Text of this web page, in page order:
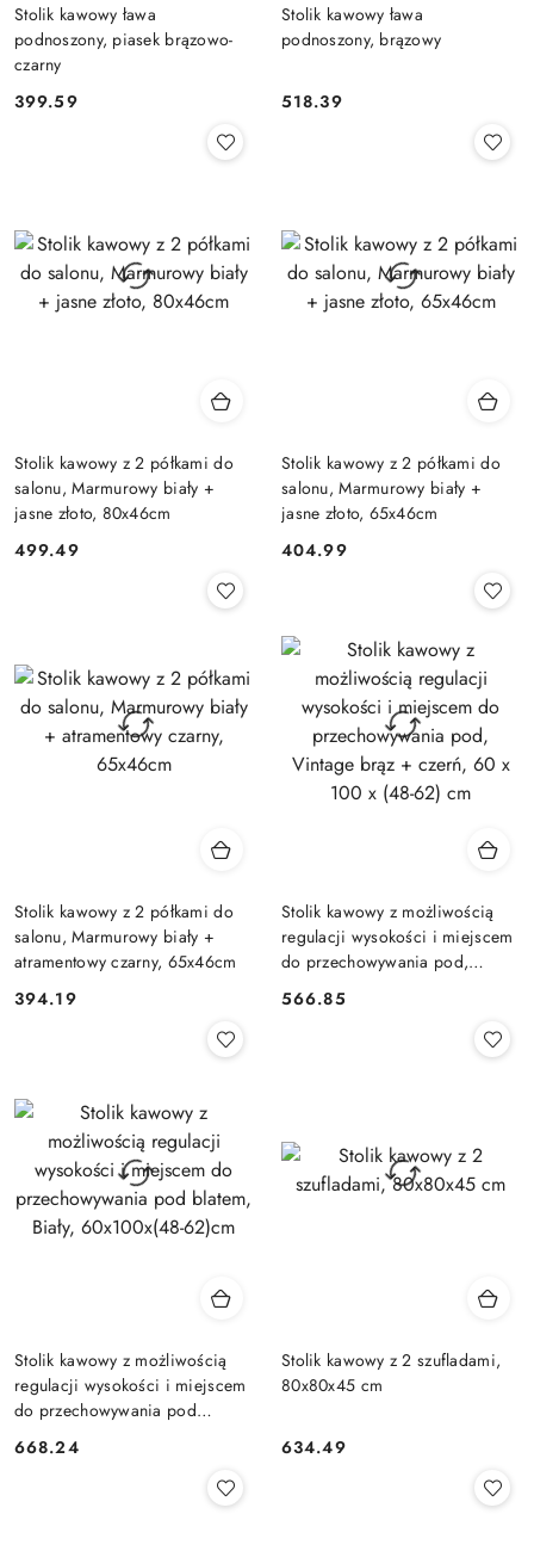
Stolik kawowy ława
podnoszony, piasek brązowo-
czarny
Cena:
399.59
Stolik kawowy ława
podnoszony, brązowy
Cena:
518.39
Stolik kawowy z 2 półkami do
salonu, Marmurowy biały +
jasne złoto, 80x46cm
Cena:
499.49
Stolik kawowy z 2 półkami do
salonu, Marmurowy biały +
jasne złoto, 65x46cm
Cena:
404.99
Stolik kawowy z 2 półkami do
salonu, Marmurowy biały +
atramentowy czarny, 65x46cm
Cena:
394.19
Stolik kawowy z możliwością
regulacji wysokości i miejscem
do przechowywania pod,
x (48-62) cm
Cena:
566.85
Stolik kawowy z możliwością
regulacji wysokości i miejscem
do przechowywania pod
62)cm
Cena:
668.24
Stolik kawowy z 2 szufladami,
80x80x45 cm
Cena:
634.49